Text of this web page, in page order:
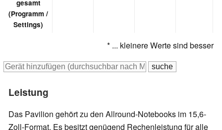
gesamt
(Programm /
Settings)
* ... kleinere Werte sind besser
Leistung
Das Pavilion gehört zu den Allround-Notebooks im 15,6-
Zoll-Format. Es besitzt genügend Rechenleistung für alle